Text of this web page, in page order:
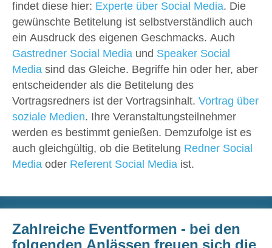
findet diese hier: Experte über Social Media. Die
gewünschte Betitelung ist selbstverständlich auch
ein Ausdruck des eigenen Geschmacks. Auch
Gastredner Social Media und Speaker Social
Media sind das Gleiche. Begriffe hin oder her, aber
entscheidender als die Betitelung des
Vortragsredners ist der Vortragsinhalt. Vortrag über
soziale Medien. Ihre Veranstaltungsteilnehmer
werden es bestimmt genießen. Demzufolge ist es
auch gleichgültig, ob die Betitelung Redner Social
Media oder Referent Social Media ist.
Zahlreiche Eventformen - bei den
folgenden Anlässen freuen sich die